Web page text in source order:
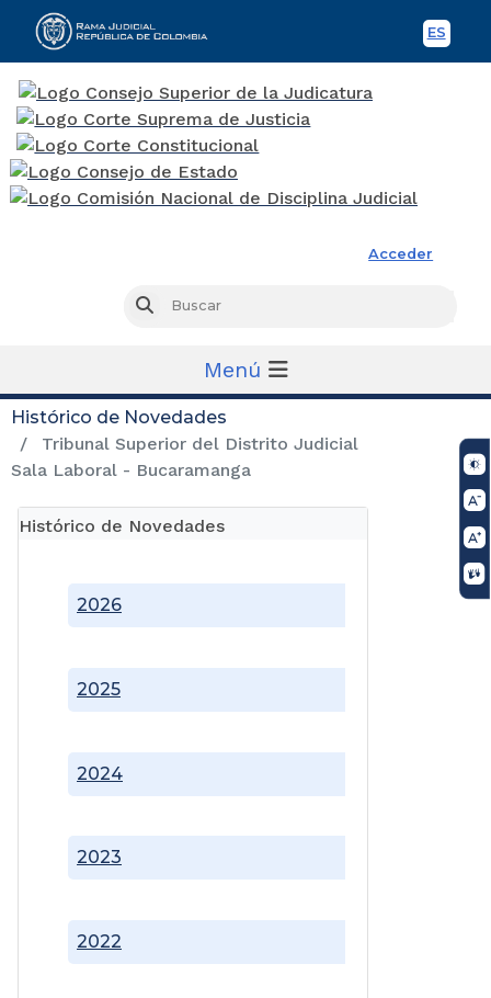
ES
Acceder
Buscar
Menú
Histórico de Novedades
Tribunal Superior del Distrito Judicial
Sala Laboral - Bucaramanga
Histórico de Novedades
2022
2023
2024
2025
2026